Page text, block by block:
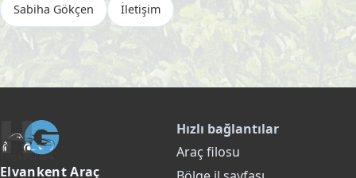
Sabiha Gökçen İletişim
Elvankent Araç
Hızlı bağlantılar
Araç filosu